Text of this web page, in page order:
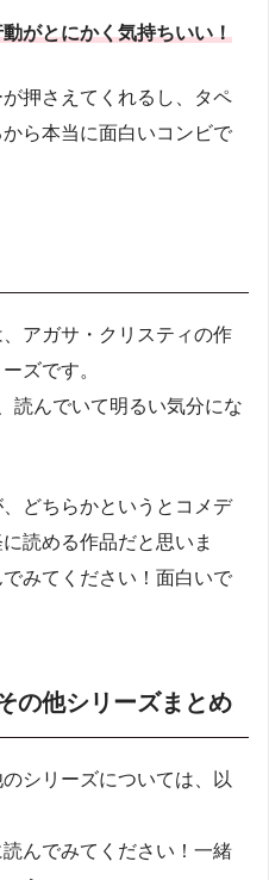
がとにかく気持ちいい！
押さえてくれるし、タペ
ら本当に面白いコンビで
アガサ・クリスティの作
ズです。
読んでいて明るい気分にな
どちらかというとコメデ
読める作品だと思いま
みてください！面白いで
の他シリーズまとめ
シリーズについては、以
んでみてください！一緒